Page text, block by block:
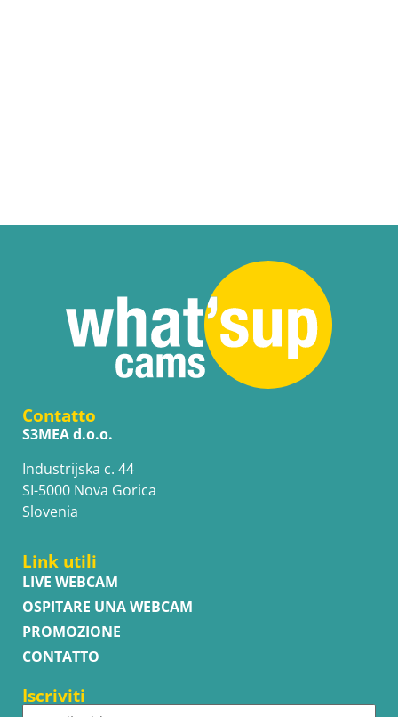
Contatto
S3MEA d.o.o.
Industrijska c. 44
SI-5000 Nova Gorica
Slovenia
Link utili
LIVE WEBCAM
OSPITARE UNA WEBCAM
PROMOZIONE
CONTATTO
Iscriviti